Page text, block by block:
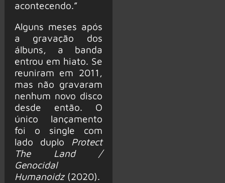
acontecendo.”
Alguns meses após
a gravação dos
álbuns, a banda
entrou em hiato. Se
reuniram em 2011,
mas não gravaram
nenhum novo disco
desde então. O
único lançamento
foi o single com
lado duplo Protect
The Land /
Genocidal
Humanoidz(2020).